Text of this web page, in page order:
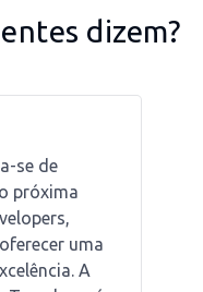
agora dizem?
se de
próxima
uma
A